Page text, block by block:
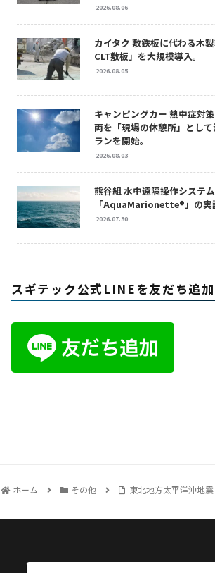
2026.08.06
カイタク 敷鉄板に代わる木
CLT敷板」を大規模導入。
2026.08.05
キャンピングカー 熱中症対
両を「現場の休憩所」とし
ランを開始。
2026.08.03
熊谷組 水中遠隔操作システム
「AquaMarionette®」の実
2026.07.30
スギテック公式LINEを友だち追加
ホーム その他 東北地方太平洋沖地震